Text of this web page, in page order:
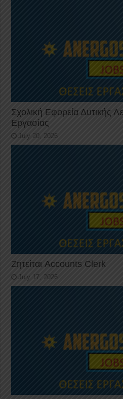
Σχολική Εφορεία Δυτικής
Εργασίας
July 20, 2026
Ζητείται Accounts Clerk
July 17, 2026